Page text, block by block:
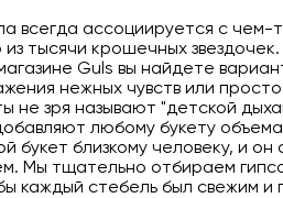
всегда ассоциируется с чем-
тысячи крошечных
Guls вы найдете
нежных чувств или
не зря называют "детской
любому букету
букет близкому человеку, и он
Мы тщательно отбираем
каждый стебель был свежим и